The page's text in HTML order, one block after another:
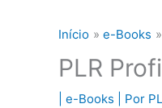
Início e-Books
PLR
e-Books | Por